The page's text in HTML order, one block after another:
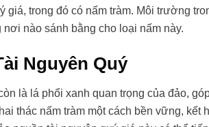
trong đó có nấm tràm. Môi trường
nào sánh bằng cho loại nấm này.
Nguyên Quý
là lá phổi xanh quan trọng của đảo,
thác nấm tràm một cách bền vững, kết